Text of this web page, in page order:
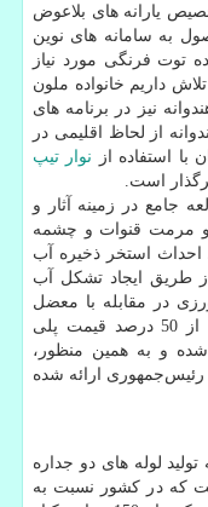
یارانه های بلاعوض
به سامانه های نوین
توت فرنگی مورد نیاز
داریم خانواده ملون
نیز در برنامه های
از لحاظ اقلیمی در
استفاده از نوار تیپ
است.
جامع در زمینه آثار و
و مرمت قنوات و چشمه
احداث استخر ذخیره آب
طریق ایجاد تشکل آب
در مقابله با معضل
خشکسالی است. طی 6 ماه گذشته بیش از 50 درصد قیمت پلی
شده و به همین منظور،
اتیلن به رئیس‌جمهوری ارائه شده
لوله های دو جداره
که در کشور نسبت به